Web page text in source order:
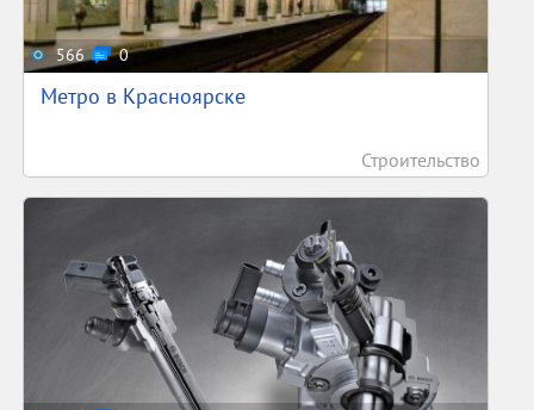
566 0
Метро в Красноярске
Строительство